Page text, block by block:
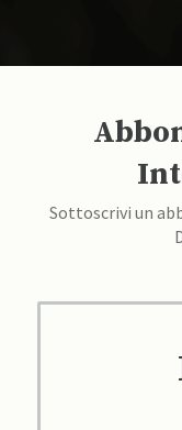
Sottoscrivi un